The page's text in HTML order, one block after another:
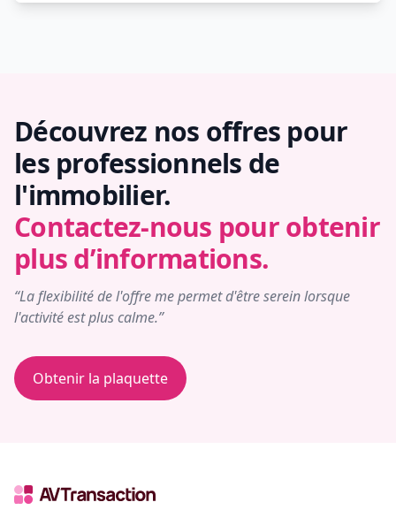
Découvrez nos offres pour
les professionnels de
l'immobilier.
Contactez-nous pour obtenir
plus d’informations.
“La flexibilité de l'offre me permet d'être serein lorsque
l'activité est plus calme.”
Obtenir la plaquette